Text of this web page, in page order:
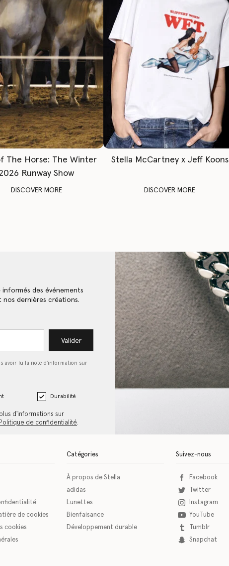
The Horse: The Winter
Runway Show
DISCOVER MORE
Stella McCartney x Jeff Koons
DISCOVER MORE
informés des événements
nos dernières créations.
Valider
avoir lu la note d'information sur
Durabilité
d'informations sur
Politique de confidentialité.
de cookies
cookies
Catégories
À propos de Stella
adidas
Lunettes
Bienfaisance
Développement durable
Suivez-nous
Facebook
Twitter
Instagram
YouTube
Tumblr
Snapchat